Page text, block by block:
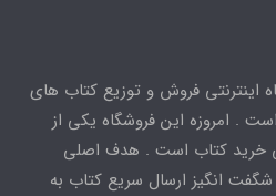
فروش و توزیع کتاب های
. امروزه این فروشگاه یکی از
خرید کتاب است . هدف اصلی
انگیز ارسال سریع کتاب به